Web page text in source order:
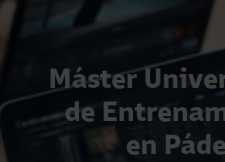
Máster
de
en